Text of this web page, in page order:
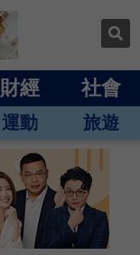
財經 社會
運動 旅遊